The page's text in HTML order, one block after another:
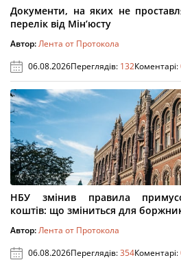
Документи, на яких не
перелік від Мін’юсту
Автор:Лента от Протокола
06.08.2026Переглядів: 132Коментарі:
НБУ змінив правила
коштів: що зміниться для
Автор:Лента от Протокола
06.08.2026Переглядів:354Коментарі: